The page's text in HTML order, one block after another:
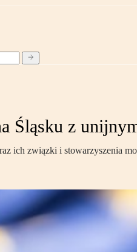
Śląsku z
ich związki i stowarzyszenia